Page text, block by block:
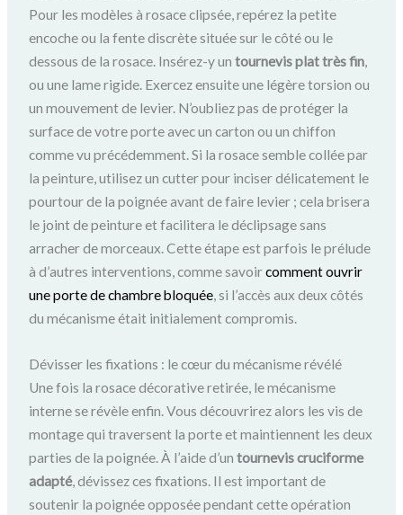
Pour les modèles à rosace clipsée, repérez la petite
encoche ou la fente discrète située sur le côté ou le
dessous de la rosace. Insérez-y untournevis plat très fin,
ou une lame rigide. Exercez ensuite une légère torsion ou
un mouvement de levier. N’oubliez pas de protéger la
surface de votre porte avec un carton ou un chiffon
comme vu précédemment. Si la rosace semble collée par
la peinture, utilisez un cutter pour inciser délicatement le
pourtour de la poignée avant de faire levier ; cela brisera
le joint de peinture et facilitera le déclipsage sans
arracher de morceaux. Cette étape est parfois le prélude
à d’autres interventions, comme savoircomment ouvrir
une porte de chambre bloquée, si l’accès aux deux côtés
du mécanisme était initialement compromis.
Dévisser les fixations : le cœur du mécanisme révélé
Une fois la rosace décorative retirée, le mécanisme
interne se révèle enfin. Vous découvrirez alors les vis de
montage qui traversent la porte et maintiennent les deux
parties de la poignée. À l’aide d’untournevis cruciforme
adapté, dévissez ces fixations. Il est important de
soutenir la poignée opposée pendant cette opération